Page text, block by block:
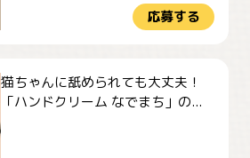
応募する
猫ちゃんに舐められても大丈夫！
「ハンドクリーム なでまち」の...